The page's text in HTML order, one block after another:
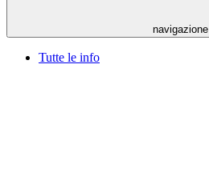
navigazione
Tutte le info